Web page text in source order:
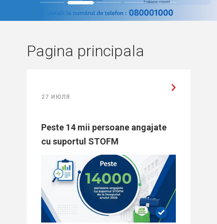
1 2 3 4 5
Pagina principala
27 ИЮЛЯ
Peste 14 mii persoane angajate
cu suportul STOFM